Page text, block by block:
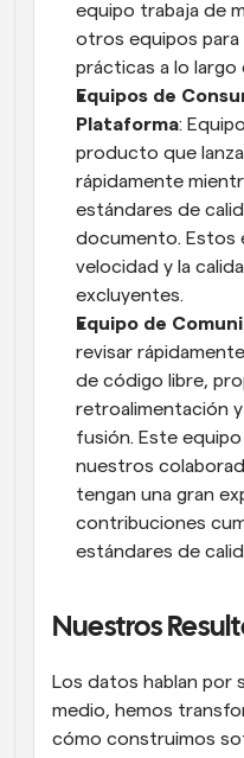
equipo trabaja de
otros equipos para
prácticas a lo largo
Equipos de
Plataforma:
producto que
rápidamente
estándares de
documento. Estos
velocidad y la
excluyentes.
Equipo de
revisar
de código libre,
retroalimentación
fusión. Este
nuestros
tengan una gran
contribuciones
estándares de
Nuestros
Los datos hablan por
medio, hemos
cómo construimos